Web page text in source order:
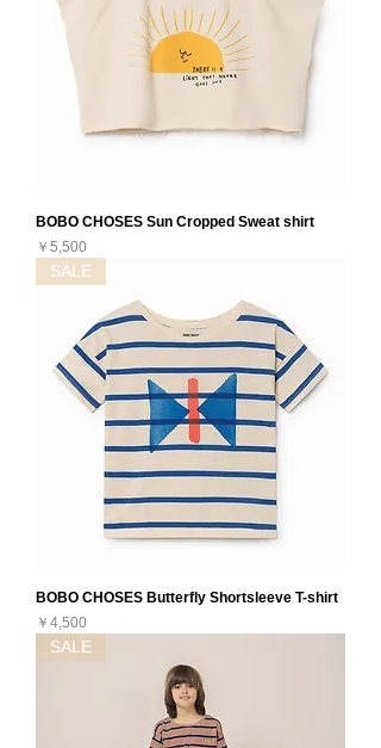
BOBO CHOSES Sun Cropped Sweat shirt
価格
￥5,500
SALE
BOBO CHOSES Butterfly Shortsleeve T-shirt
価格
￥4,500
SALE